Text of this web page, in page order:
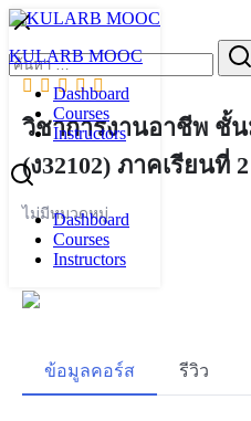
Skip
content
KULARB MOOC
Dashboard
Courses
Instructors
Dashboard
Courses
Instructors
Search
for:
วิชาการงานอาชีพ ชั้
(ง32102) ภาคเรียนที่
ไม่มีหมวดหมู่
ข้อมูลคอร์ส รีวิว